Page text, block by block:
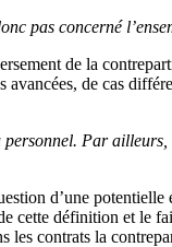
pas concerné
de la
de cas
Par
d’une
cette définition et le
contrats la